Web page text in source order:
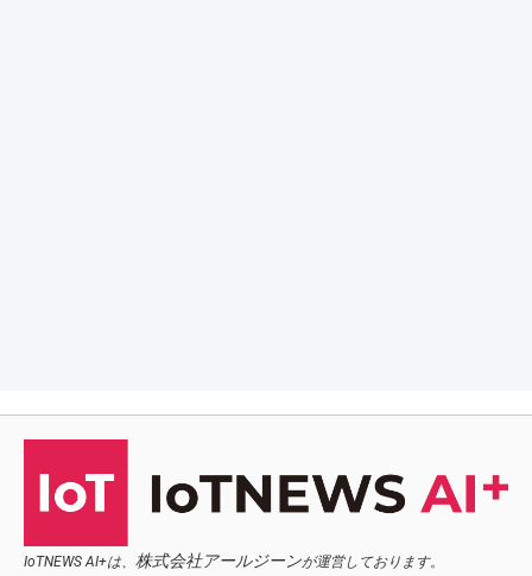
IoTNEWS AI+は、 株式会社アールジーンが運営しております。